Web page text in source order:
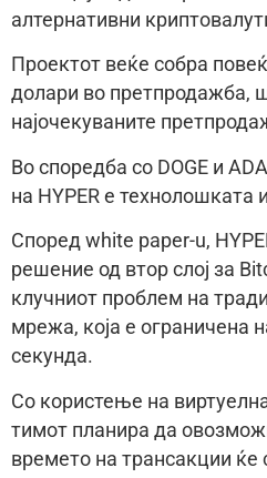
алтернативни
Проектот веќе собра
долари во претпродажба,
најочекуваните
Во споредба со DOGE и
на HYPER е технолошката
Според white paper-u,
решение од втор слој за
клучниот проблем на
мрежа, која е ограничена
секунда.
Со користење на
тимот планира да
времето на трансакции